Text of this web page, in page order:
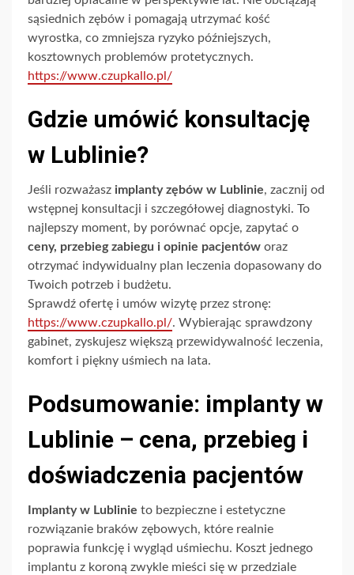
sąsiednich zębów i pomagają utrzymać kość
wyrostka, co zmniejsza ryzyko późniejszych,
kosztownych problemów protetycznych.
https://www.czupkallo.pl/
Gdzie umówić konsultację
w Lublinie?
Jeśli rozważasz implanty zębów w Lublinie, zacznij od
wstępnej konsultacji i szczegółowej diagnostyki. To
najlepszy moment, by porównać opcje, zapytać o
ceny, przebieg zabiegu i opinie pacjentów oraz
otrzymać indywidualny plan leczenia dopasowany do
Twoich potrzeb i budżetu.
Sprawdź ofertę i umów wizytę przez stronę:
https://www.czupkallo.pl/. Wybierając sprawdzony
gabinet, zyskujesz większą przewidywalność leczenia,
komfort i piękny uśmiech na lata.
Podsumowanie: implanty w
Lublinie – cena, przebieg i
doświadczenia pacjentów
Implanty w Lublinie to bezpieczne i estetyczne
rozwiązanie braków zębowych, które realnie
poprawia funkcję i wygląd uśmiechu. Koszt jednego
implantu z koroną zwykle mieści się w przedziale